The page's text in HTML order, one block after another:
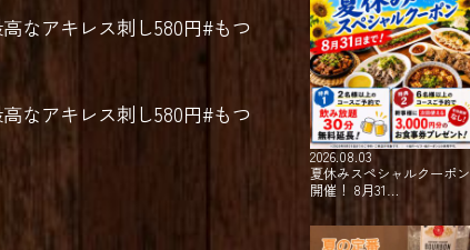
なアキレス刺し580円#もつ
なアキレス刺し580円#もつ
2026.08.03
夏休みスペシャルクーポン
開催！ 8月31…